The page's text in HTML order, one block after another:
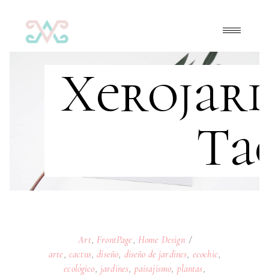
Art, FrontPage Home Design
arte cactus,diseño diseño de jardines ecochic
ecológico jardines paisajismo plantas